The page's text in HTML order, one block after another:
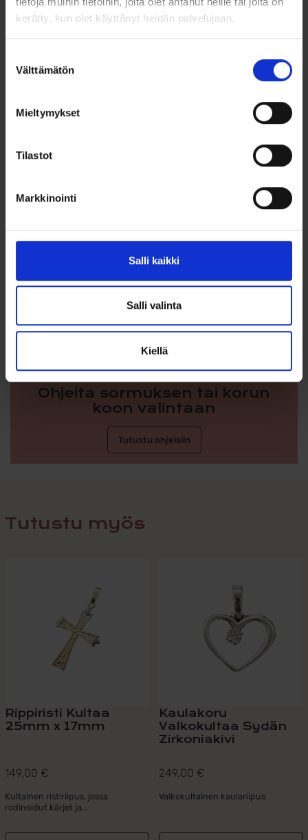
kerätty, kun olet käyttänyt heidän palvelujaan.
valinta
Välttämätön
Mieltymykset
Tilastot
Markkinointi
Salli kaikki
Salli valinta
Kiellä
sydäntä.
Muoto: Pyöreä
Korkeus: 20 mm (ilman lenkkiä)
Sisältö: Tilaa kahdelle valokuvalle
Ketju myydään erikseen
Uusi, muodikas muoto medaljongille – ajaton muisto
Ohjeita sormuksen tai korun
koon valintaan
Tutustu ohjeisiin
Tutustu myös
Rippiristi Kultaa
25mm x 17mm
149,00 €
Kultainen ristiriipus, jossa
rodinoidut kärjet ja...
Kaulakoru
Valkokultaa Sydän
Zirkoniakivi
249,00 €
Valkokultainen kaulariipus